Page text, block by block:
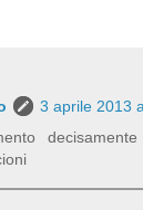
3 aprile 2013